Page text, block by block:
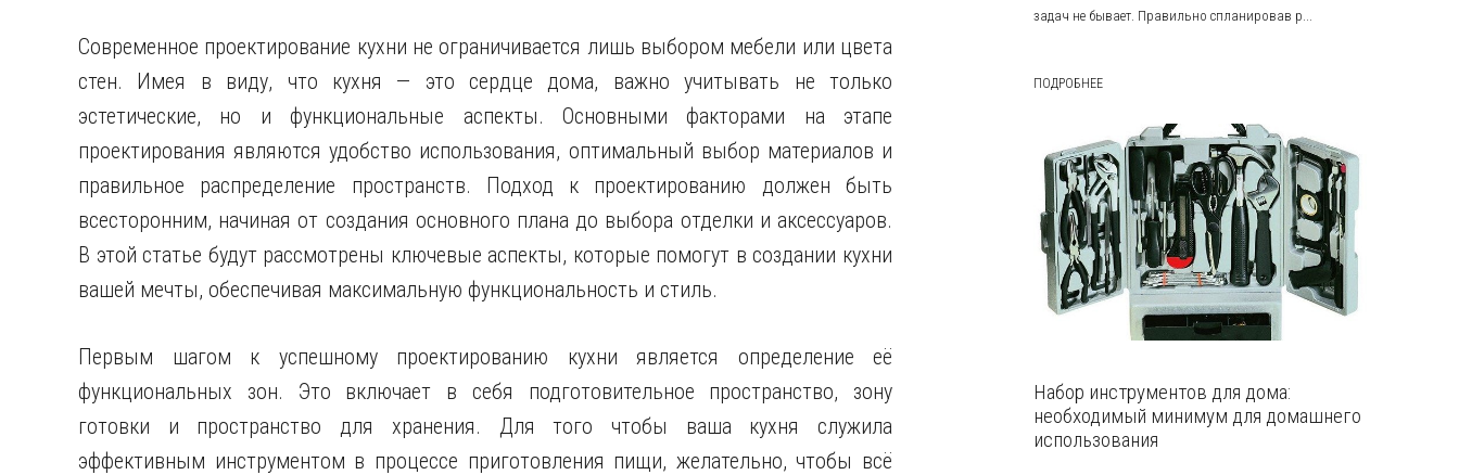
Современное проектирование кухни не ограничивается лишь выбором мебели или цвета
стен. Имея в виду, что кухня — это сердце дома, важно учитывать не только
эстетические, но и функциональные аспекты. Основными факторами на этапе
проектирования являются удобство использования, оптимальный выбор материалов и
правильное распределение пространств. Подход к проектированию должен быть
всесторонним, начиная от создания основного плана до выбора отделки и аксессуаров.
В этой статье будут рассмотрены ключевые аспекты, которые помогут в создании кухни
вашей мечты, обеспечивая максимальную функциональность и стиль.
Первым шагом к успешному проектированию кухни является определение её
функциональных зон. Это включает в себя подготовительное пространство, зону
готовки и пространство для хранения. Для того чтобы ваша кухня служила
эффективным инструментом в процессе приготовления пищи, желательно, чтобы всё
задач не бывает. Правильно спланировав р...
ПОДРОБНЕЕ
Набор инструментов для дома:
необходимый минимум для домашнего
использования